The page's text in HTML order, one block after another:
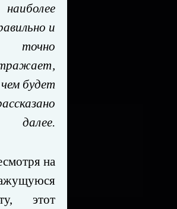
наиболее
и
точно
будет
далее.
на
этот